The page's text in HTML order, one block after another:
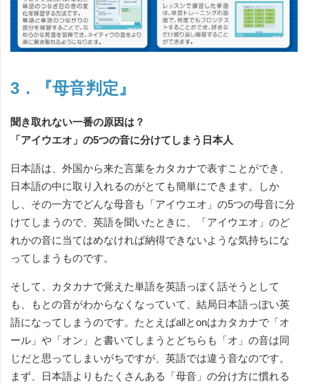
3．『母音判定』
聞き取れない一番の原因は？
「アイウエオ」の5つの音に分けてしまう日本人
日本語は、外国から来た言葉をカタカナで表すことができ、
日本語の中に取り入れるのがとても簡単にできます。しか
し、その一方でどんな母音も「アイウエオ」の5つの母音に分
けてしまうので、英語を聞いたときに、「アイウエオ」のど
れかの音に当てはめなければ納得できないような気持ちにな
ってしまうものです。
そして、カタカナで覚えた単語を英語っぽく話そうとして
も、もとの音がわからなくなっていて、結局日本語っぽい英
語になってしまうのです。たとえばallとonはカタカナで「オ
ール」や「オン」と書いてしまうとどちらも「オ」の音は同
じだと思ってしまいがちですが、英語では違う音なのです。
まず、日本語よりもたくさんある「母音」の分け方に慣れる